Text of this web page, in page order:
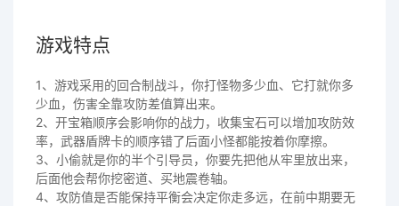
游戏特点
1、游戏采用的回合制战斗，你打怪物多少血、它打就你多
少血，伤害全靠攻防差值算出来。
2、开宝箱顺序会影响你的战力，收集宝石可以增加攻防效
率，武器盾牌卡的顺序错了后面小怪都能按着你摩擦。
3、小偷就是你的半个引导员，你要先把他从牢里放出来，
后面他会帮你挖密道、买地震卷轴。
4、攻防值是否能保持平衡会决定你走多远，在前中期要无